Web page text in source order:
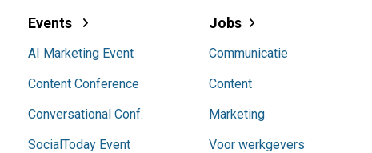
Events
AI Marketing Event
Content Conference
Conversational Conf.
SocialToday Event
Jobs
Communicatie
Content
Marketing
Voor werkgevers